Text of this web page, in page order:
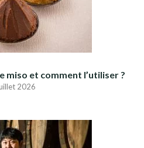
miso et comment l’utiliser ?
2026